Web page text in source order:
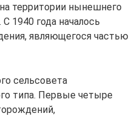
территории нынешнего
1940 года началось
являющегося частью
сельсовета
типа. Первые четыре